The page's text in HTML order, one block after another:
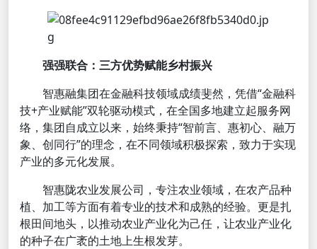
强强联合：三方优势赋能乡村振兴
智惠融集团在金融科技领域成绩斐然，凭借“金融科
技+产业赋能”双轮驱动模式，在全国多地建立起服务网
络，集团自成立以来，始终秉持“智前言、惠初心、融万
象、创同行”的理念，在不同领域积极探索，致力于实现
产业的多元化发展。
智惠陇农业发展公司，专注农业领域，在农产品种
植、加工等方面有着专业的技术和成熟的经验。更是扎
根田间地头，以推动农业产业化为己任，让农业产业化
的种子在广袤的土地上生根发芽。